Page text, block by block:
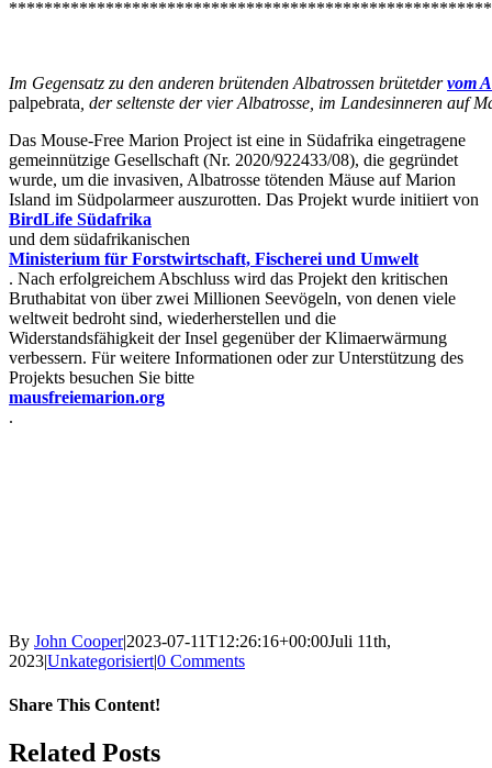
Im Gegensatz zu den anderen brütenden Albatrossen brütetdervom
palpebrata, der seltenste der vier Albatrosse, im Landesinneren auf
Das Mouse-Free Marion Project ist eine in Südafrika eingetragene
gemeinnützige Gesellschaft (Nr. 2020/922433/08), die gegründet
wurde, um die invasiven, Albatrosse tötenden Mäuse auf Marion
Island im Südpolarmeer auszurotten. Das Projekt wurde initiiert von
BirdLife Südafrika
und dem südafrikanischen
Ministerium für Forstwirtschaft, Fischerei und Umwelt
. Nach erfolgreichem Abschluss wird das Projekt den kritischen
Bruthabitat von über zwei Millionen Seevögeln, von denen viele
weltweit bedroht sind, wiederherstellen und die
Widerstandsfähigkeit der Insel gegenüber der Klimaerwärmung
verbessern. Für weitere Informationen oder zur Unterstützung des
Projekts besuchen Sie bitte
mausfreiemarion.org
.
By John Cooper|2023-07-11T12:26:16+00:00Juli 11th,
2023|Unkategorisiert|0 Comments
Share This Content!
Facebook
X
LinkedIn
WhatsApp
Tumblr
Pinterest
Email
Related Posts